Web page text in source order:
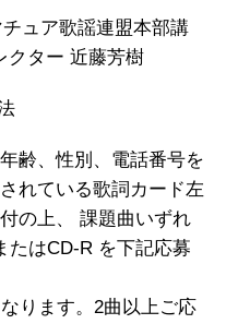
ュア歌謡連盟本部講
クター 近藤芳樹
齢、性別、電話番号を
れている歌詞カード左
の上、 課題曲いずれ
たはCD-R を下記応募
ります。2曲以上ご応